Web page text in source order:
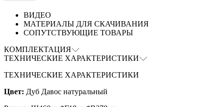
ВИДЕО
МАТЕРИАЛЫ ДЛЯ СКАЧИВАНИЯ
СОПУТСТВУЮЩИЕ ТОВАРЫ
КОМПЛЕКТАЦИЯ
ТЕХНИЧЕСКИЕ ХАРАКТЕРИСТИКИ
ТЕХНИЧЕСКИЕ ХАРАКТЕРИСТИКИ
Цвет: Дуб Давос натуральный